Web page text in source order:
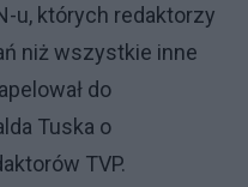
u, których redaktorzy
niż wszystkie inne
do
Tuska o
TVP.